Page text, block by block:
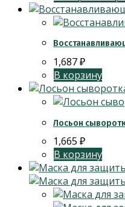
1,687₽
В корзину
Лосьон
1,665 ₽
В корзину